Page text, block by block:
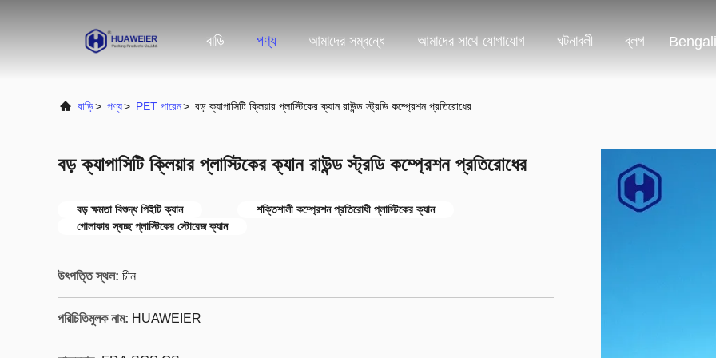
বাড়ি পণ্য আমাদের সম্বন্ধে আমাদের সাথে যোগাযোগ ঘটনাবলী ব্লগ Bengali
বাড়ি> পণ্য> PET পারেন> বড় ক্যাপাসিটি ক্লিয়ার প্লাস্টিকের ক্যান রাউন্ড স্ট্রডি কম্প্রেশন প্রতিরোধের
বড় ক্যাপাসিটি ক্লিয়ার প্লাস্টিকের ক্যান রাউন্ড স্ট্রডি কম্প্রেশন প্রতিরোধের
বড় ক্ষমতা বিশুদ্ধ পিইটি ক্যান
শক্তিশালী কম্প্রেশন প্রতিরোধী প্লাস্টিকের ক্যান
গোলাকার স্বচ্ছ প্লাস্টিকের স্টোরেজ ক্যান
উৎপত্তি স্থল: চীন
পরিচিতিমুলক নাম: HUAWEIER